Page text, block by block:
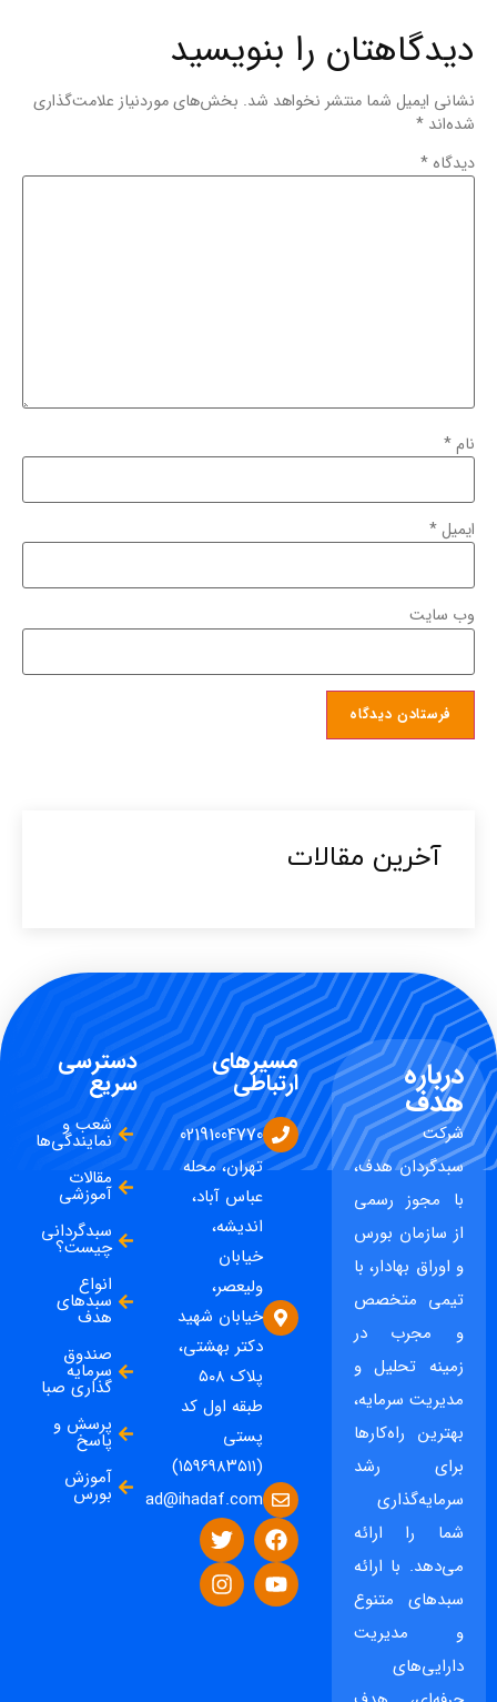
دیدگاهتان را بنویسید
نشانی ایمیل شما منتشر نخواهد شد. بخش‌های موردنیاز علامت‌گذاری
شده‌اند *
دیدگاه *
نام*
ایمیل*
وب‌ سایت
آخرین مقالات​
درباره
هدف
شرکت
سبدگردان هدف،
با مجوز رسمی
از سازمان بورس
و اوراق بهادار، با
تیمی متخصص
و مجرب در
زمینه تحلیل و
مدیریت سرمایه،
بهترین راه‌کارها
برای رشد
سرمایه‌گذاری
شما را ارائه
می‌دهد. با ارائه
سبدهای متنوع
و مدیریت
دارایی‌های
مسیرهای
ارتباطی
02191004770
تهران، محله
عباس آباد،
اندیشه،
خیابان
ولیعصر،
خیابان شهید
دکتر بهشتی،
پلاک ۵۰۸
طبقه اول کد
پستی
(۱۵۹۶۹۸۳۵۱۱)
ad@ihadaf.com
دسترسی
سریع
شعب و
نمایندگی‌ها
مقالات
آموزشی
سبدگردانی
چیست؟
انواع
سبدهای
هدف
صندوق
سرمایه
گذاری صبا
پرسش و
پاسخ
آموزش
بورس